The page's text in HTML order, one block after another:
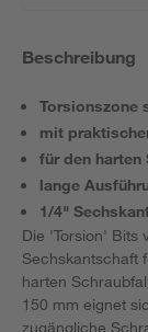
Beschreibung
Torsionszone
mit
für den harten
lange
1/4"
Die 'Torsion' Bits
Sechskantschaft
harten
150 mm eignet
zugängliche